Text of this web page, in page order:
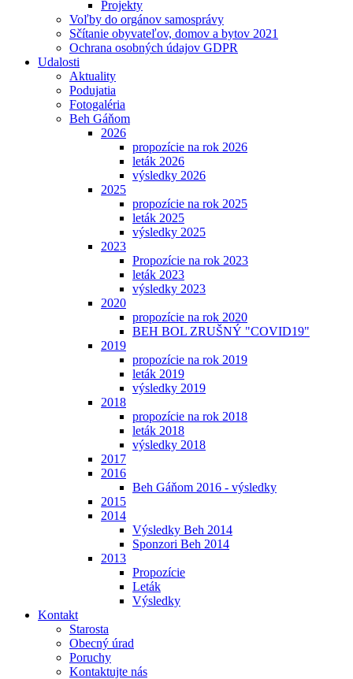
Projekty
Voľby do orgánov samosprávy
Sčítanie obyvateľov, domov a bytov 2021
Ochrana osobných údajov GDPR
Udalosti
Aktuality
Podujatia
Fotogaléria
Beh Gáňom
2026
propozície na rok 2026
leták 2026
výsledky 2026
2025
propozície na rok 2025
leták 2025
výsledky 2025
2023
Propozície na rok 2023
leták 2023
výsledky 2023
2020
propozície na rok 2020
BEH BOL ZRUŠNÝ "COVID19"
2019
propozície na rok 2019
leták 2019
výsledky 2019
2018
propozície na rok 2018
leták 2018
výsledky 2018
2017
2016
Beh Gáňom 2016 - výsledky
2015
2014
Výsledky Beh 2014
Sponzori Beh 2014
2013
Propozície
Leták
Výsledky
Kontakt
Starosta
Obecný úrad
Poruchy
Kontaktujte nás